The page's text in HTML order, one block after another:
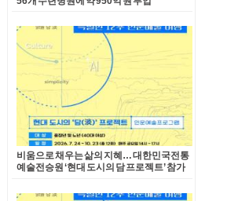
비움으로 채우는 삶의 지혜… 대한민국전통
예술전승원 ‘현대 도시의 담 프로젝트’ 참가